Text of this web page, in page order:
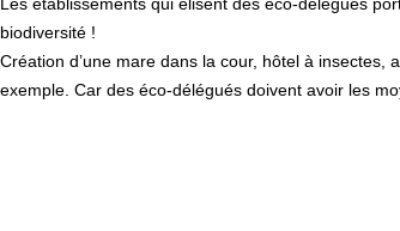
biodiversité !
Création d’une mare dans la cour, hôtel à
exemple. Car des éco-délégués doivent avoir les